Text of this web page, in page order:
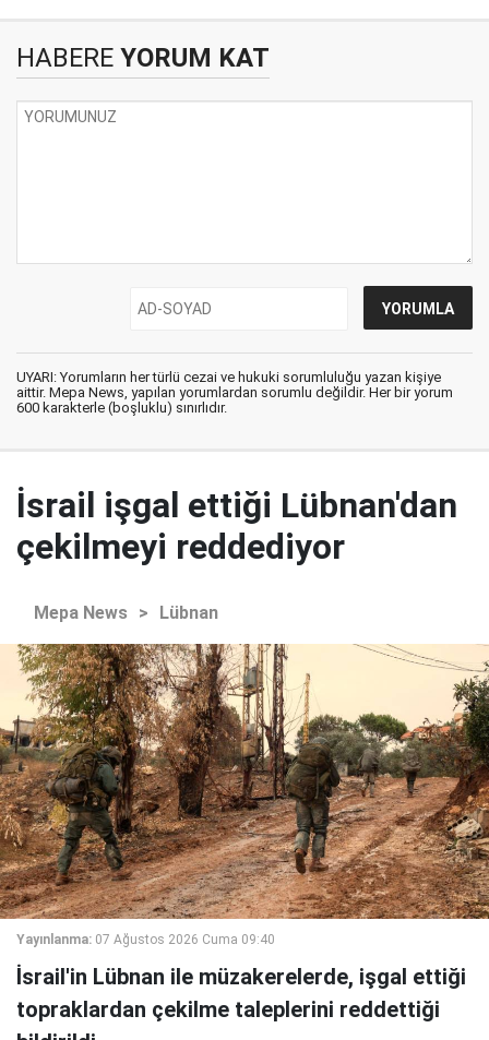
HABERE YORUM KAT
UYARI: Yorumların her türlü cezai ve hukuki sorumluluğu yazan kişiye
aittir. Mepa News, yapılan yorumlardan sorumlu değildir. Her bir yorum
600 karakterle (boşluklu) sınırlıdır.
İsrail işgal ettiği Lübnan'dan
çekilmeyi reddediyor
Mepa News > Lübnan
Yayınlanma: 07 Ağustos 2026 Cuma 09:40
İsrail'in Lübnan ile müzakerelerde, işgal ettiği
topraklardan çekilme taleplerini reddettiği